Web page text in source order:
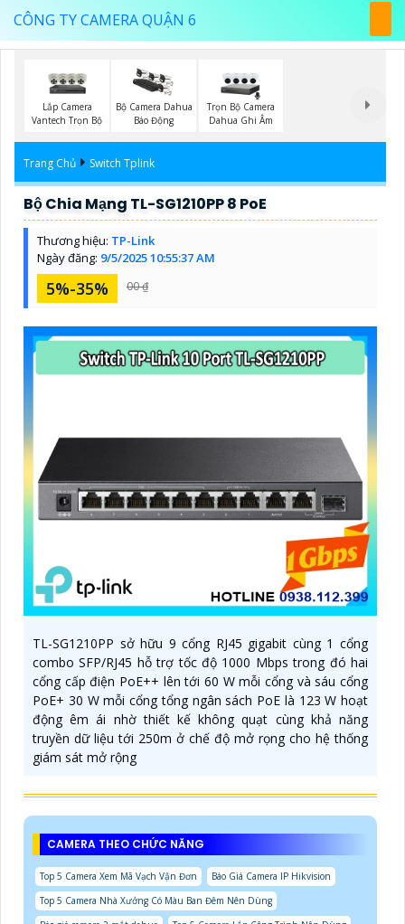
CÔNG TY CAMERA QUẬN 6
Lắp Camera
Vantech Trọn Bộ
Bộ Camera Dahua
Báo Động
Trọn Bộ Camera
Dahua Ghi Âm
Trang Chủ Switch Tplink
Bộ Chia Mạng TL-SG1210PP 8 PoE
Thương hiệu: TP-Link
Ngày đăng: 9/5/2025 10:55:37 AM
5%-35% 00 ₫
TL-SG1210PP sở hữu 9 cổng RJ45 gigabit cùng 1 cổng
combo SFP/RJ45 hỗ trợ tốc độ 1000 Mbps trong đó hai
cổng cấp điện PoE++ lên tới 60 W mỗi cổng và sáu cổng
PoE+ 30 W mỗi cổng tổng ngân sách PoE là 123 W hoạt
động êm ái nhờ thiết kế không quạt cùng khả năng
truyền dữ liệu tới 250m ở chế độ mở rọng cho hệ thống
giám sát mở rộng
CAMERA THEO CHỨC NĂNG
Top 5 Camera Xem Mã Vạch Vận Đơn
Báo Giá Camera IP Hikvision
Top 5 Camera Nhà Xưởng Có Màu Ban Đêm Nên Dùng